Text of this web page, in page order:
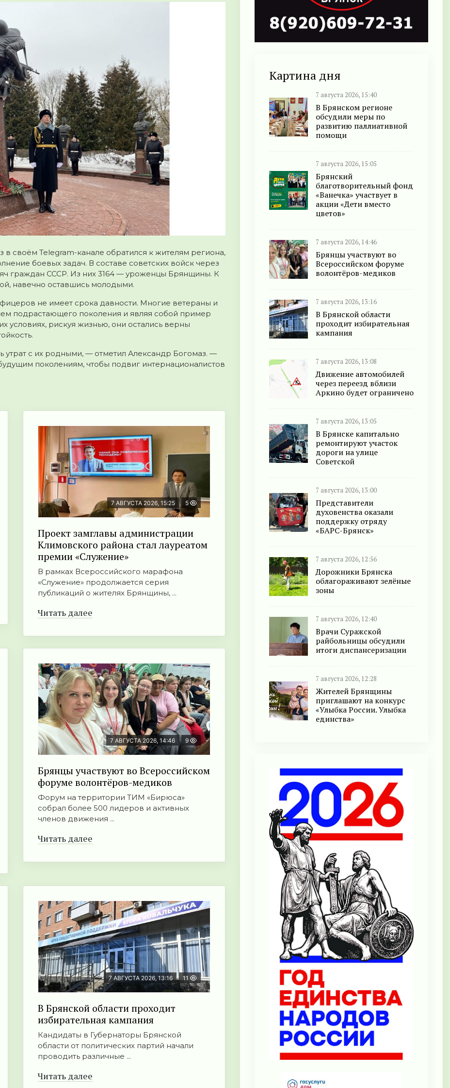
своём Telegram-канале обратился к жителям региона,
боевых задач. В составе советских войск через
граждан СССР. Из них 3164 — уроженцы Брянщины. К
навечно оставшись молодыми.
не имеет срока давности. Многие ветераны и
подрастающего поколения и являя собой пример
условиях, рискуя жизнью, они остались верны
с их родными, — отметил Александр Богомаз. —
поколениям, чтобы подвиг интернационалистов
7 АВГУСТА 2026, 15:25 5
Проект замглавы администрации
Климовского района стал лауреатом
премии «Служение»
В рамках Всероссийского марафона
«Служение» продолжается серия
публикаций о жителях Брянщины, ...
Читать далее
7 АВГУСТА 2026, 14:46 9
Брянцы участвуют во Всероссийском
форуме волонтёров-медиков
Форум на территории ТИМ «Бирюса»
собрал более 500 лидеров и активных
членов движения ...
Читать далее
7 АВГУСТА 2026, 13:16 11
В Брянской области проходит
избирательная кампания
Кандидаты в Губернаторы Брянской
области от политических партий начали
проводить различные ...
Читать далее
Картина дня
7 августа 2026, 15:40
В Брянском регионе
обсудили меры по
развитию паллиативной
помощи
7 августа 2026, 15:05
Брянский
благотворительный фонд
«Ванечка» участвует в
акции «Дети вместо
цветов»
7 августа 2026, 14:46
Брянцы участвуют во
Всероссийском форуме
волонтёров-медиков
7 августа 2026, 13:16
В Брянской области
проходит избирательная
кампания
7 августа 2026, 13:08
Движение автомобилей
через переезд вблизи
Аркино будет ограничено
7 августа 2026, 13:05
В Брянске капитально
ремонтируют участок
дороги на улице
Советской
7 августа 2026, 13:00
Представители
духовенства оказали
поддержку отряду
«БАРС-Брянск»
7 августа 2026, 12:56
Дорожники Брянска
облагораживают зелёные
зоны
7 августа 2026, 12:40
Врачи Суражской
райбольницы обсудили
итоги диспансеризации
7 августа 2026, 12:28
Жителей Брянщины
приглашают на конкурс
«Улыбка России. Улыбка
единства»